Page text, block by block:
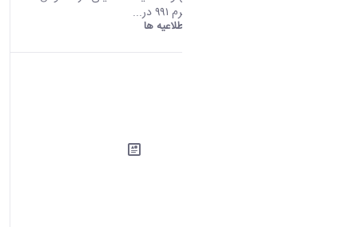
نحوه برگزاری ترم ۹۹۱ در...
اطلاعیه ها